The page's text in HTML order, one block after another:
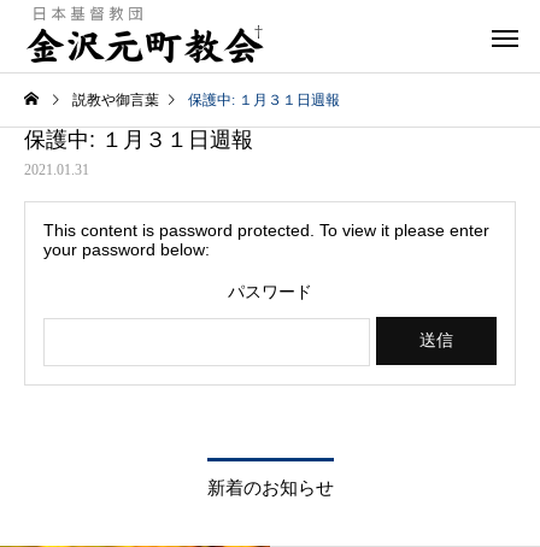
説教や御言葉 保護中: １月３１日週報
保護中: １月３１日週報
2021.01.31
This content is password protected. To view it please enter
your password below:
パスワード
新着のお知らせ